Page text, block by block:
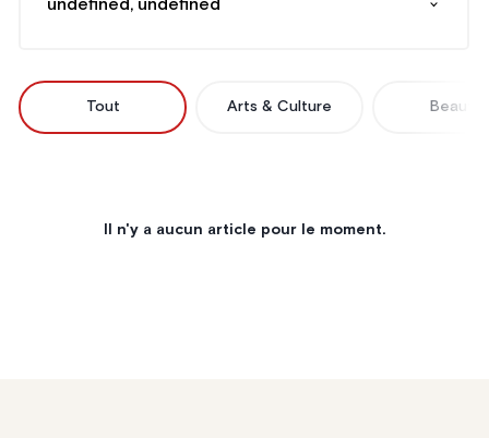
undefined, undefined
Tout Arts & Culture Beauté
Il n'y a aucun article pour le moment.